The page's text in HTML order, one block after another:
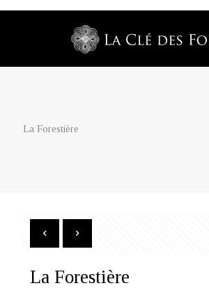
La Forestière
La Forestière